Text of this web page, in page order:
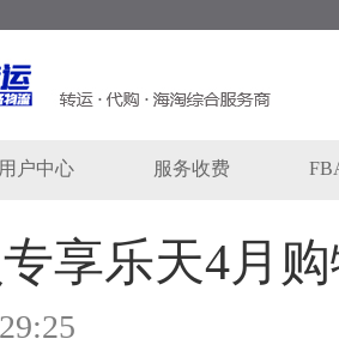
用户中心 服务收费
享乐天4月